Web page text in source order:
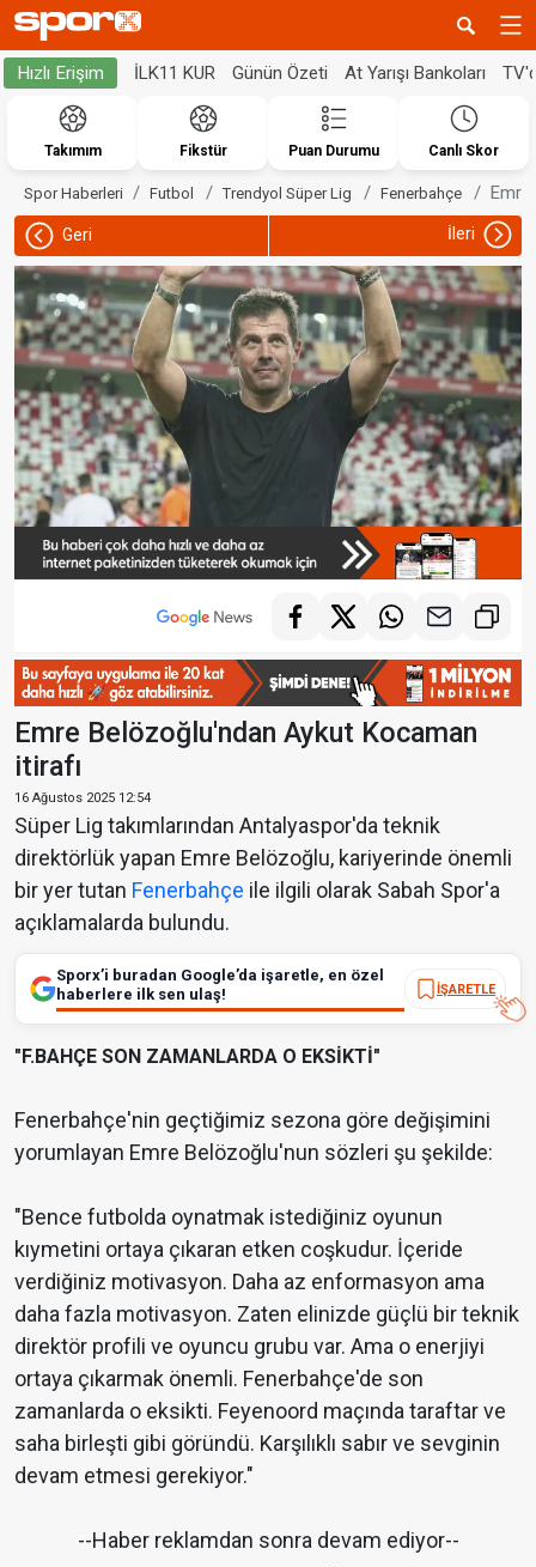
Hızlı Erişim İLK11 KUR Günün Özeti At Yarışı Bankoları
Takımım Fikstür Puan Durumu Canlı Skor
Spor Haberleri Futbol Trendyol Süper Lig Fenerbahçe
Geri İleri
Emre Belözoğlu'ndan Aykut Kocaman
itirafı
16 Ağustos 2025 12:54
Süper Lig takımlarından Antalyaspor'da teknik
direktörlük yapan Emre Belözoğlu, kariyerinde önemli
bir yer tutan Fenerbahçe ile ilgili olarak Sabah Spor'a
açıklamalarda bulundu.
Sporx’i buradan Google’da işaretle, en özel
haberlere ilk sen ulaş!
İŞARETLE
"F.BAHÇE SON ZAMANLARDA O EKSİKTİ"
Fenerbahçe'nin geçtiğimiz sezona göre değişimini
yorumlayan Emre Belözoğlu'nun sözleri şu şekilde:
"Bence futbolda oynatmak istediğiniz oyunun
kıymetini ortaya çıkaran etken coşkudur. İçeride
verdiğiniz motivasyon. Daha az enformasyon ama
daha fazla motivasyon. Zaten elinizde güçlü bir teknik
direktör profili ve oyuncu grubu var. Ama o enerjiyi
ortaya çıkarmak önemli. Fenerbahçe'de son
zamanlarda o eksikti. Feyenoord maçında taraftar ve
saha birleşti gibi göründü. Karşılıklı sabır ve sevginin
devam etmesi gerekiyor."
--Haber reklamdan sonra devam ediyor--